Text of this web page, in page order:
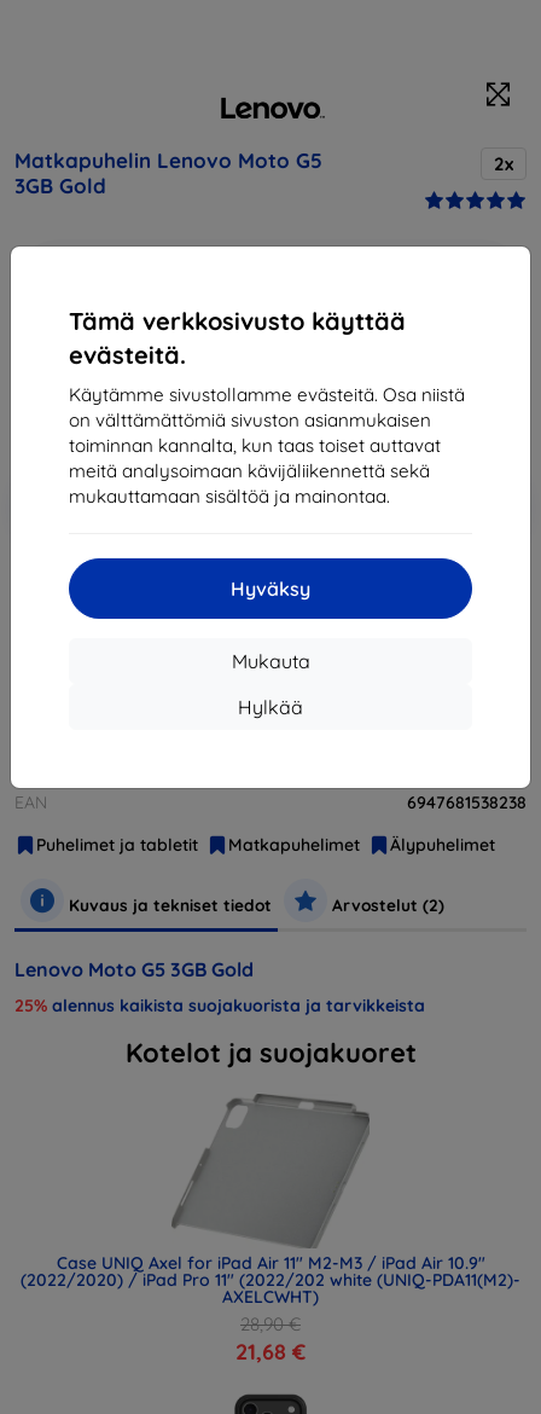
Tämä verkkosivusto käyttää
evästeitä.
Käytämme sivustollamme evästeitä. Osa niistä
on välttämättömiä sivuston asianmukaisen
toiminnan kannalta, kun taas toiset auttavat
meitä analysoimaan kävijäliikennettä sekä
mukauttamaan sisältöä ja mainontaa.
Hyväksy
Mukauta
Hylkää
Matkapuhelin Lenovo Moto G5
3GB Gold
2x
188,90 €
170,02 €
Hinta ilman ALV:tä137,11 €
-10%
Alennus kupongilla
Loppuunmyyty
EAN
6947681538238
Puhelimet ja tabletit
Matkapuhelimet Älypuhelimet
Kuvaus ja tekniset tiedot Arvostelut (2)
Lenovo Moto G5 3GB Gold
25% alennus kaikista suojakuorista ja tarvikkeista
Kotelot ja suojakuoret
Case UNIQ Axel for iPad Air 11" M2-M3 / iPad Air 10.9"
(2022/2020) / iPad Pro 11" (2022/202 white (UNIQ-PDA11(M2)-
AXELCWHT)
28,90 €
21,68 €